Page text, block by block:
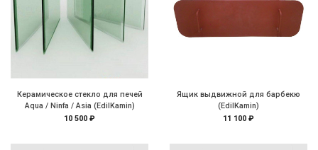
Керамическое стекло для печей
Aqua / Ninfa / Asia (EdilKamin)
10 500 ₽
Ящик выдвижной для барбекю
(EdilKamin)
11 100 ₽